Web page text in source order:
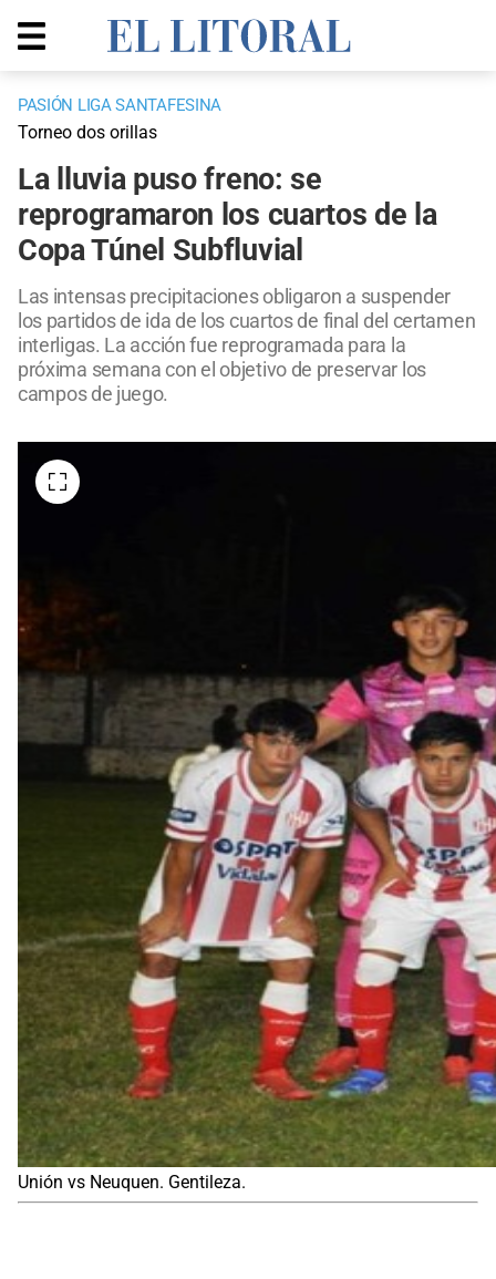
PASIÓN LIGA SANTAFESINA
Torneo dos orillas
La lluvia puso freno: se
reprogramaron los cuartos de la
Copa Túnel Subfluvial
Las intensas precipitaciones obligaron a suspender
los partidos de ida de los cuartos de final del certamen
interligas. La acción fue reprogramada para la
próxima semana con el objetivo de preservar los
campos de juego.
Unión vs Neuquen. Gentileza.